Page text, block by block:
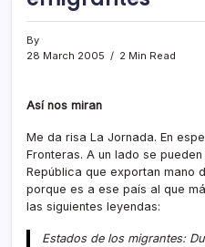
By
28 March 2005
2 Min Read
Así­ nos miran
Me da risa La Jornada. En
Fronteras. A un lado se
República que exportan mano
porque es a ese paí­s al que
las siguientes leyendas:
Estados de los migrantes: